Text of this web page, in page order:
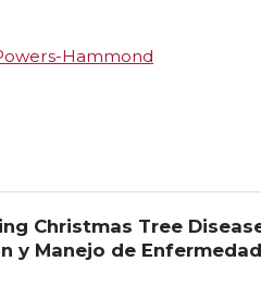
Hammond
Christmas Tree
y Manejo de